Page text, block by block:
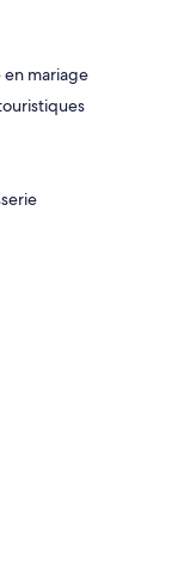
mariage